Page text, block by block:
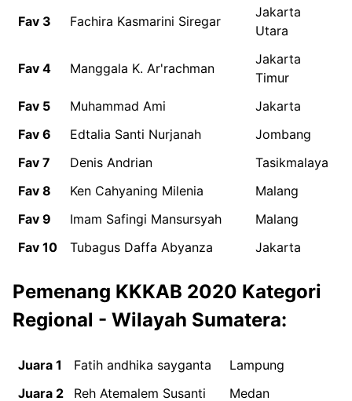
Fav 3 Fachira Kasmarini Siregar
Jakarta
Utara
Fav 4 Manggala K. Ar'rachman
Jakarta
Timur
Fav 5
Muhammad Ami
Jakarta
Fav 6
Edtalia Santi Nurjanah
Jombang
Fav 7
Denis Andrian
Tasikmalaya
Fav 8
Ken Cahyaning Milenia
Malang
Fav 9
Imam Safingi Mansursyah
Malang
Fav 10
Tubagus Daffa Abyanza Jakarta
Pemenang KKKAB 2020 Kategori
Regional - Wilayah Sumatera:
Juara 1 Fatih andhika sayganta
Lampung
Juara 2
Reh Atemalem Susanti Medan